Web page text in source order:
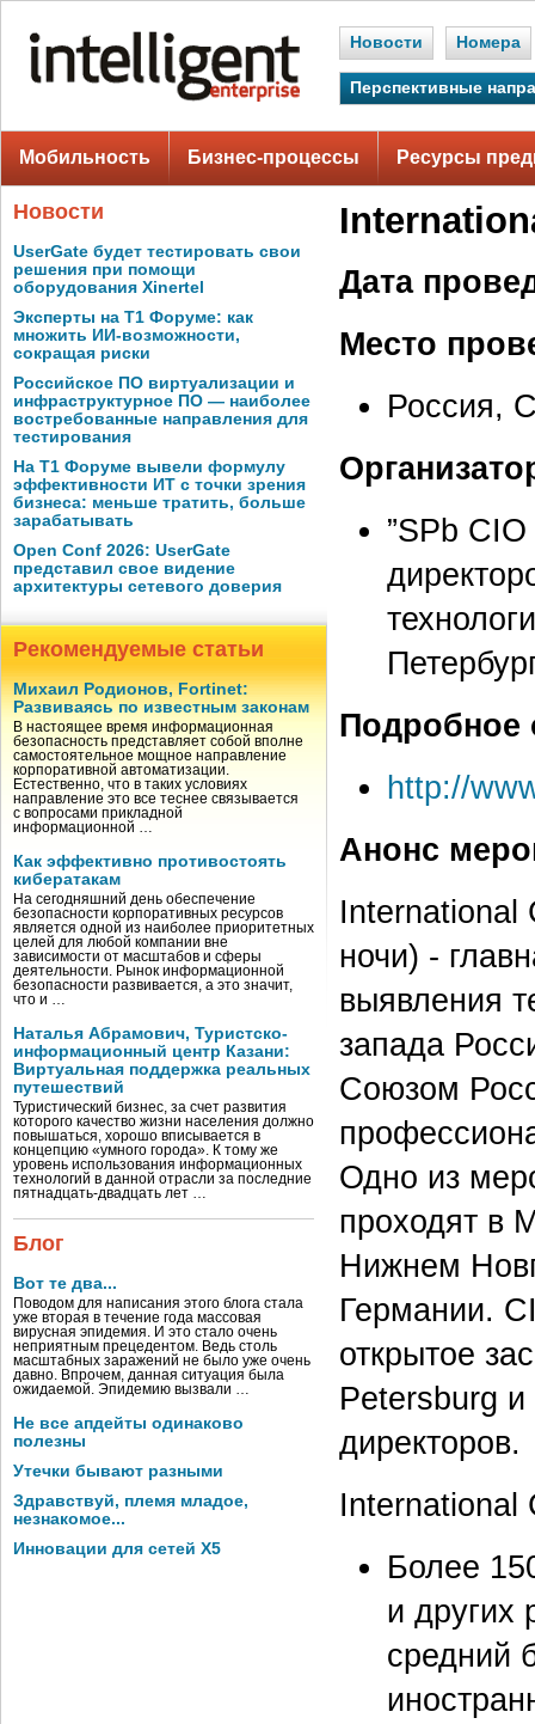
Новости Номера
Перспективные
Мобильность Бизнес-процессы Ресурсы
Новости
UserGate будет тестировать свои
решения при помощи
оборудования Xinertel
Эксперты на Т1 Форуме: как
множить ИИ-возможности,
сокращая риски
Российское ПО виртуализации и
инфраструктурное ПО — наиболее
востребованные направления для
тестирования
На Т1 Форуме вывели формулу
эффективности ИТ с точки зрения
бизнеса: меньше тратить, больше
зарабатывать
Open Conf 2026: UserGate
представил свое видение
архитектуры сетевого доверия
Рекомендуемые статьи
Михаил Родионов, Fortinet:
Развиваясь по известным законам
В настоящее время информационная
безопасность представляет собой вполне
самостоятельное мощное направление
корпоративной автоматизации.
Естественно, что в таких условиях
направление это все теснее связывается
с вопросами прикладной
информационной …
Как эффективно противостоять
кибератакам
На сегодняшний день обеспечение
безопасности корпоративных ресурсов
является одной из наиболее приоритетных
целей для любой компании вне
зависимости от масштабов и сферы
деятельности. Рынок информационной
безопасности развивается, а это значит,
что и …
Наталья Абрамович, Туристско-
информационный центр Казани:
Виртуальная поддержка реальных
путешествий
Туристический бизнес, за счет развития
которого качество жизни населения должно
повышаться, хорошо вписывается в
концепцию «умного города». К тому же
уровень использования информационных
технологий в данной отрасли за последние
пятнадцать-двадцать лет …
Блог
Вот те два...
Поводом для написания этого блога стала
уже вторая в течение года массовая
вирусная эпидемия. И это стало очень
неприятным прецедентом. Ведь столь
масштабных заражений не было уже очень
давно. Впрочем, данная ситуация была
ожидаемой. Эпидемию вызвали …
Не все апдейты одинаково
полезны
Утечки бывают разными
Здравствуй, племя младое,
незнакомое...
Инновации для сетей X5
Дата
Место
Россия,
”SPb
Подробное
http://
Анонс
International
ночи) -
выявления
запада
Союзом
Одно из
проходят в
Нижнем
Германии.
открытое
Petersburg
директоров.
International
Более
и других
средний